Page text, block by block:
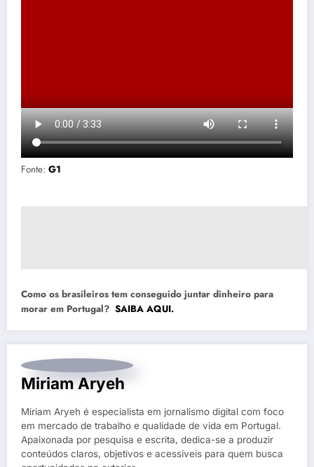
Fonte: G1
Como os brasileiros tem conseguido juntar dinheiro para
morar em Portugal? SAIBA AQUI.
Miriam Aryeh
Miriam Aryeh é especialista em jornalismo digital com foco
em mercado de trabalho e qualidade de vida em Portugal.
Apaixonada por pesquisa e escrita, dedica-se a produzir
conteúdos claros, objetivos e acessíveis para quem busca